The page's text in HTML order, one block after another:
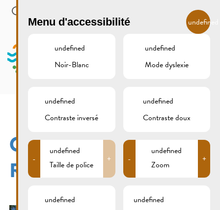
Skip to main content
MENU
OLDTIMER-TREFF
REMICH 10.07.2016
Menu d'accessibilité undefined
undefined
Noir-Blanc
undefined
Mode dyslexie
undefined
Contraste inversé
undefined
Contraste doux
-
undefined
Taille de police
+ -
undefined
Zoom
+
undefined
undefined